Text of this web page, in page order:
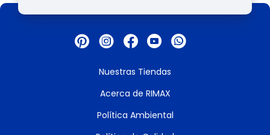
Nuestras Tiendas
Acerca de RIMAX
Política Ambiental